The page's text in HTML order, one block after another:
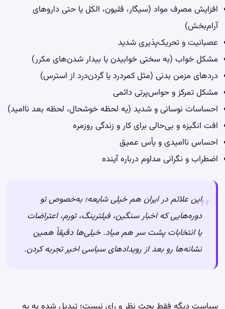
افزایش مصرف مواد (سیگار، قلیون، الکل یا حتی داروهای
آرام‌بخش)
عصبانیت و تحریک‌پذیری شدید
مشکل خواب (به سختی خوابیدن یا بیدار شدن‌های مکرر)
دردهای مزمن بدنی (مثل کمردرد یا گردن‌درد از استرس)
مشکلتمرکز و حواس‌پرتی دائمی
احساسات نوسانی و شدید (یه لحظه خوشحال، لحظه بعد ناامید)
افت انگیزهو بی‌حالی برای کار و زندگی روزمره
احساس ناامیدی و یأس عمیق
اضطراب و نگرانی مداوم درباره آینده
این علائم در ایران هم خیلی شایعه؛ به‌خصوص تو
دوره‌هایی که اخبار سنگین، فیلترینگ، تورم، اعتراضات
یا انتخابات پشت سر هم میاد. خیلی‌ها دقیقاً همین
نشانه‌ها رو بعد از رویدادهای سیاسی اخیر تجربه کردن.